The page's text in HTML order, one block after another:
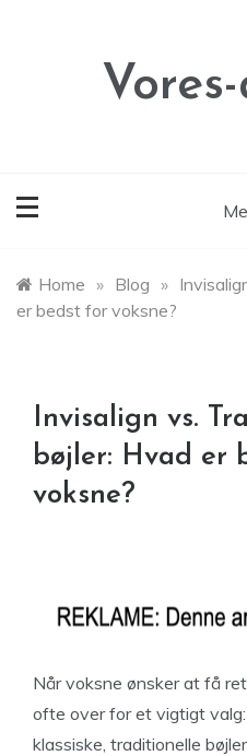
Home » Blog »
er bedst for voksne?
Invisalign vs.
bøjler: Hvad er
voksne?
Når voksne ønsker at få
ofte over for et vigtigt
klassiske, traditionelle